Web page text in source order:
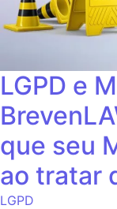
LGPD e
que seu
ao tratar
LGPD